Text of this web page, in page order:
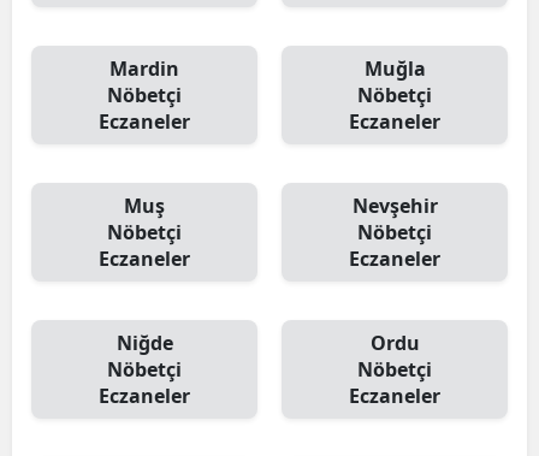
Mardin
Nöbetçi
Eczaneler
Muğla
Nöbetçi
Eczaneler
Muş
Nöbetçi
Eczaneler
Nevşehir
Nöbetçi
Eczaneler
Niğde
Nöbetçi
Eczaneler
Ordu
Nöbetçi
Eczaneler